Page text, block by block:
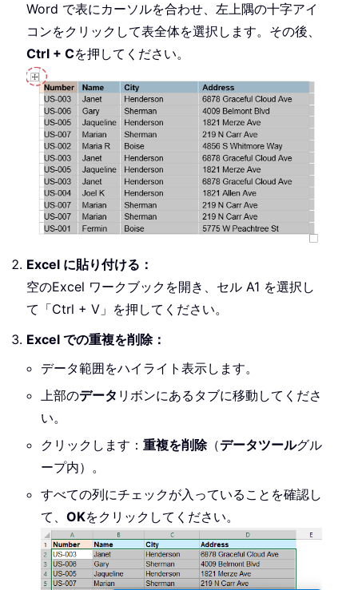
Word で表にカーソルを合わせ、左上隅の十字アイ
コンをクリックして表全体を選択します。その後、
Ctrl + Cを押してください。
Excel に貼り付ける：
空のExcel ワークブックを開き、セル A1 を選択し
て「Ctrl + V」を押してください。
Excel での重複を削除：
データ範囲をハイライト表示します。
上部のデータ リボンにあるタブに移動してくださ
い。
クリックします： 重複を削除（データツールグル
ープ内）。
すべての列にチェックが入っていることを確認し
て、 OKをクリックしてください。